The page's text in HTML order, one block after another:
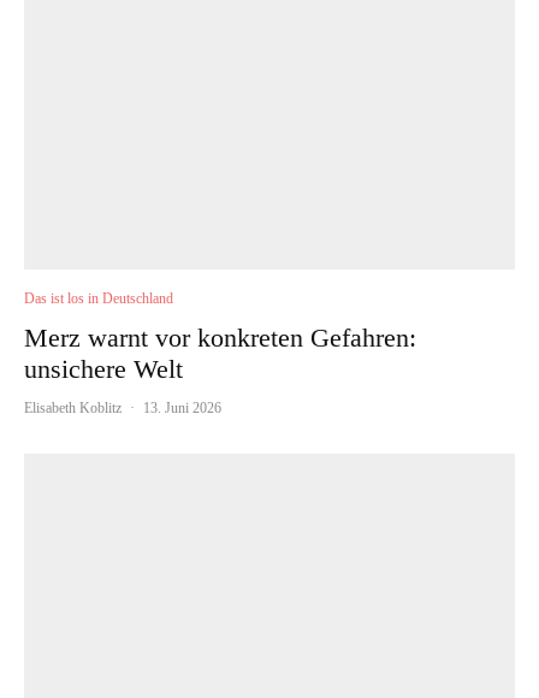
Das ist los in Deutschland
Merz warnt vor konkreten Gefahren:
unsichere Welt
Elisabeth Koblitz · 13. Juni 2026